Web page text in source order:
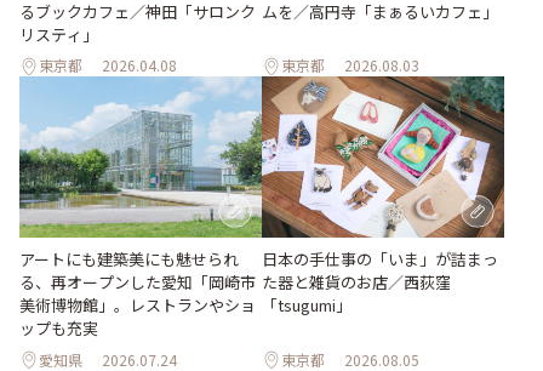
るブックカフェ／神田「サロンク
リスティ」
東京都 2026.04.08
ムを／高円寺「まぁるいカフェ」
東京都 2026.08.03
アートにも建築美にも魅せられ
る、再オープンした愛知「岡崎市
美術博物館」。レストランやショ
ップも充実
愛知県 2026.07.24
日本の手仕事の「いま」が詰まっ
た器と雑貨のお店／西荻窪
「tsugumi」
東京都 2026.08.05